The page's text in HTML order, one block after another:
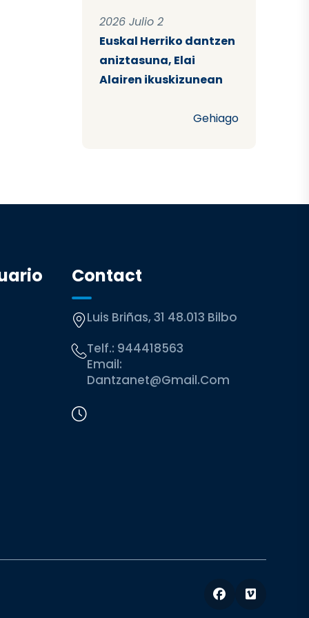
2026 Julio 2
Euskal Herriko dantzen
aniztasuna, Elai
Alairen ikuskizunean
Gehiago
Contact
Luis Briñas, 31 48.013 Bilbo
Telf.: 944418563
Email:
Dantzanet@gmail.com
Facebook
Vimeo